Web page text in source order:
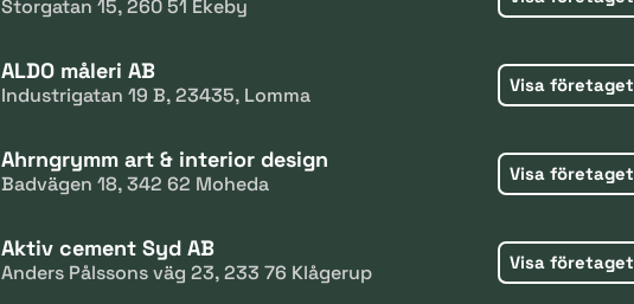
Storgatan 15, 260 51 Ekeby
ALDO måleri AB
Industrigatan 19 B, 23435, Lomma Visa företaget
Ahrngrymm art & interior design
Badvägen 18, 342 62 Moheda Visa företaget
Aktiv cement Syd AB
Anders Pålssons väg 23, 233 76 Klågerup Visa företaget